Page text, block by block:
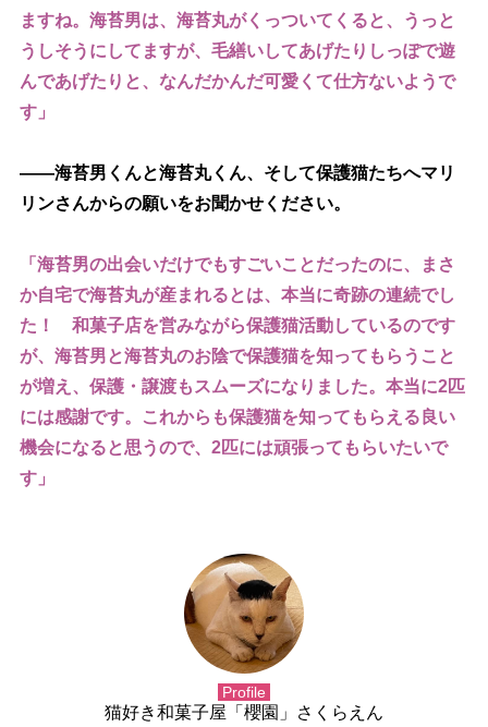
ますね。海苔男は、海苔丸がくっついてくると、うっと
うしそうにしてますが、毛繕いしてあげたりしっぽで遊
んであげたりと、なんだかんだ可愛くて仕方ないようで
す」
――海苔男くんと海苔丸くん、そして保護猫たちへマリ
リンさんからの願いをお聞かせください。
「海苔男の出会いだけでもすごいことだったのに、まさ
か自宅で海苔丸が産まれるとは、本当に奇跡の連続でし
た！ 和菓子店を営みながら保護猫活動しているのです
が、海苔男と海苔丸のお陰で保護猫を知ってもらうこと
が増え、保護・譲渡もスムーズになりました。本当に2匹
には感謝です。これからも保護猫を知ってもらえる良い
機会になると思うので、2匹には頑張ってもらいたいで
す」
Profile
猫好き和菓子屋「櫻園」さくらえん